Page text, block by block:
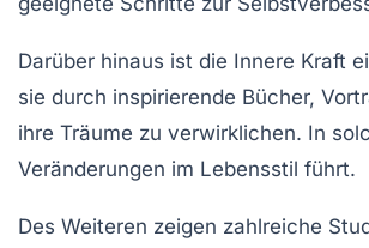
Darüber hinaus ist die Innere Kraft
sie durch inspirierende Bücher,
ihre Träume zu verwirklichen. In
Veränderungen im Lebensstil führt.
Des Weiteren zeigen zahlreiche